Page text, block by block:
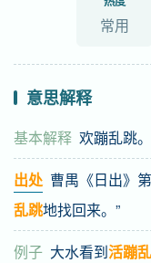
常用
意思解释
基本解释 欢蹦乱跳。
出处 曹禺《日出》
乱跳地找回来。”
例子 大水看到活蹦